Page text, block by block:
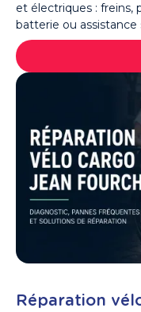
et électriques : freins,
batterie ou
Réparation